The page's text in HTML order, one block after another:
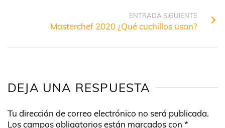
ENTRADA SIGUIENTE
Masterchef 2020 ¿Qué cuchillos usan?
DEJA UNA RESPUESTA
Tu dirección de correo electrónico no será publicada.
Los campos obligatorios están marcados con *